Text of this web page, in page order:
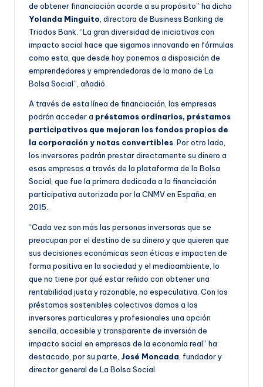
de obtener financiación acorde a su propósito” ha dicho
Yolanda Minguito , directora de Business Banking de
Triodos Bank. “La gran diversidad de iniciativas con
impacto social hace que sigamos innovando en fórmulas
como esta, que desde hoy ponemos a disposición de
emprendedores y emprendedoras de la mano de La
Bolsa Social”, añadió.
A través de esta línea de financiación, las empresas
podrán acceder a préstamos ordinarios, préstamos
participativos que mejoran los fondos propios de
la corporación y notas convertibles . Por otro lado,
los inversores podrán prestar directamente su dinero a
esas empresas a través de la plataforma de la Bolsa
Social, que fue la primera dedicada a la financiación
participativa autorizada por la CNMV en España, en
2015.
“Cada vez son más las personas inversoras que se
preocupan por el destino de su dinero y que quieren que
sus decisiones económicas sean éticas e impacten de
forma positiva en la sociedad y el medioambiente, lo
que no tiene por qué estar reñido con obtener una
rentabilidad justa y razonable, no especulativa. Con los
préstamos sostenibles colectivos damos a los
inversores particulares y profesionales una opción
sencilla, accesible y transparente de inversión de
impacto social en empresas de la economía real” ha
destacado, por su parte, José Moncada , fundador y
director general de La Bolsa Social.